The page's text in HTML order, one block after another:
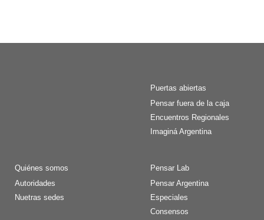
Puertas abiertas
Pensar fuera de la caja
Encuentros Regionales
Imaginá Argentina
Quiénes somos
Autoridades
Nuetras sedes
Pensar Lab
Pensar Argentina
Especiales
Consensos